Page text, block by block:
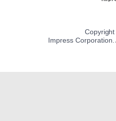
Impress Corporation.